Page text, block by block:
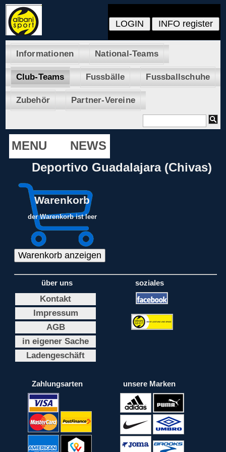
Informationen National-Teams
Club-Teams Fussbälle Fussballschuhe
Zubehör Partner-Vereine
MENU
NEWS
Deportivo Guadalajara (Chivas)
Warenkorb
der Warenkorb ist leer
über uns
Kontakt
Impressum
AGB
in eigener Sache
Ladengeschäft
soziales
Zahlungsarten unsere Marken